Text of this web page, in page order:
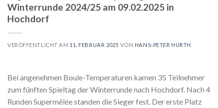
Winterrunde 2024/25 am 09.02.2025 in
Hochdorf
VERÖFFENTLICHT AM 11. FEBRUAR 2025 VON HANS-PETER HURTH
Bei angenehmen Boule-Temperaturen kamen 35 Teilnehmer
zum fünften Spieltag der Winterrunde nach Hochdorf. Nach 4
Runden Supermêlée standen die Sieger fest. Der erste Platz